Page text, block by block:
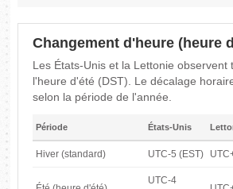
Changement d'heure (heure
Les États-Unis et la Lettonie observent
l'heure d'été (DST). Le décalage
selon la période de l'année.
Période États-Unis
Hiver (standard) UTC-5 (EST)
UTC-4